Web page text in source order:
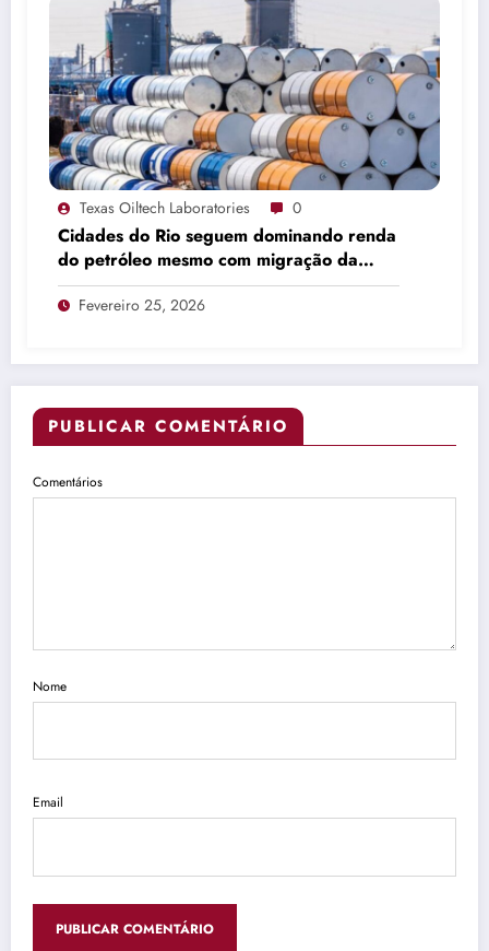
Texas Oiltech Laboratories 0
Cidades do Rio seguem dominando renda
do petróleo mesmo com migração da
produção
Fevereiro 25, 2026
PUBLICAR COMENTÁRIO
Comentários
Nome
Email